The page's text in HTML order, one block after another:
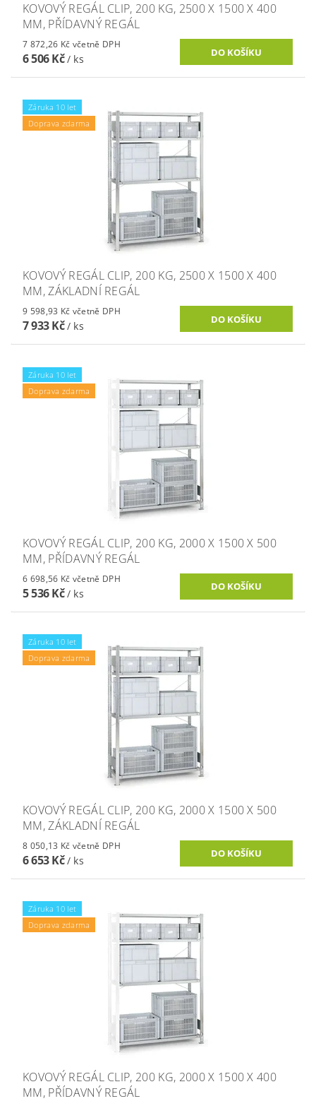
KOVOVÝ REGÁL CLIP, 200 KG, 2500 X 1500 X 400
MM, PŘÍDAVNÝ REGÁL
7 872,26 Kč včetně DPH
6 506 Kč/ ks
Záruka 10 let
Doprava zdarma
KOVOVÝ REGÁL CLIP, 200 KG, 2500 X 1500 X 400
MM, ZÁKLADNÍ REGÁL
9 598,93 Kč včetně DPH
7 933 Kč/ ks
Záruka 10 let
Doprava zdarma
KOVOVÝ REGÁL CLIP, 200 KG, 2000 X 1500 X 500
MM, PŘÍDAVNÝ REGÁL
6 698,56 Kč včetně DPH
5 536 Kč/ ks
Záruka 10 let
Doprava zdarma
KOVOVÝ REGÁL CLIP, 200 KG, 2000 X 1500 X 500
MM, ZÁKLADNÍ REGÁL
8 050,13 Kč včetně DPH
6 653 Kč/ ks
Záruka 10 let
Doprava zdarma
KOVOVÝ REGÁL CLIP, 200 KG, 2000 X 1500 X 400
MM, PŘÍDAVNÝ REGÁL